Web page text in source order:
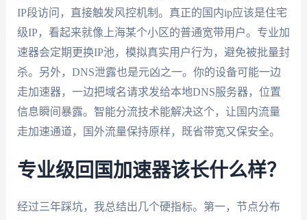
IP段访问，直接触发风控机制。真正的国内ip应该是住宅
级IP，看起来就像上海某个小区的普通宽带用户。专业加
速器会定期更换IP池，模拟真实用户行为，避免被批量封
杀。另外，DNS泄露也是元凶之一。你的设备可能一边
走加速器，一边把域名请求发给本地DNS服务器，位置
信息瞬间暴露。智能分流技术能解决这个，让国内流量
走加速通道，国外流量保持原样，既省带宽又保安全。
专业级回国加速器该长什么样？
经过三年踩坑，我总结出几个硬指标。第一，节点分布